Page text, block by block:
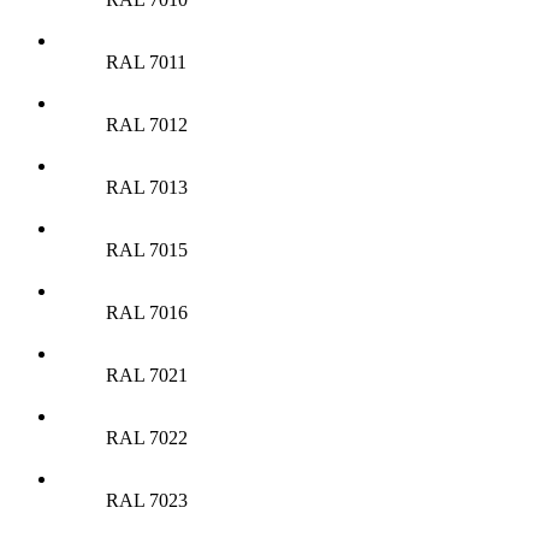
RAL 7011
RAL 7012
RAL 7013
RAL 7015
RAL 7016
RAL 7021
RAL 7022
RAL 7023